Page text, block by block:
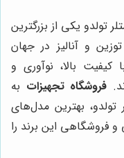
تولدو یکی از بزرگترین
و آنالیز در جهان
بالا، نوآوری و
فروشگاه تجهیزات به
تولدو، بهترین مدل‌های
فروشگاهی این برند را